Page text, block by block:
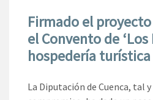
Firmado el
el Convento de ‘Los
hospedería turística
La Diputación de Cuenca, tal